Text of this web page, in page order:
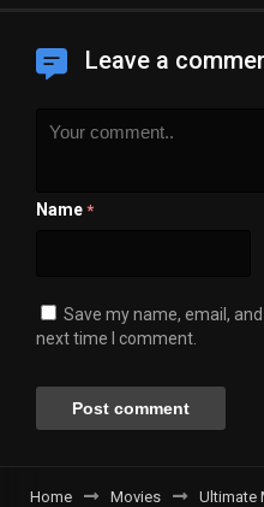
Leave a
Name *
Save my name, email,
next time I comment.
Home Movies Ultimate